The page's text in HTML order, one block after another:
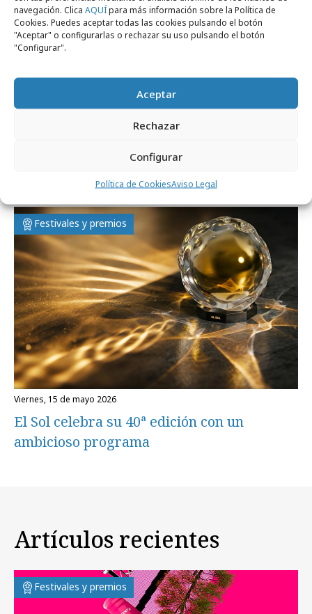
navegación. Clica AQUÍpara más información sobre la Política de
Cookies. Puedes aceptar todas las cookies pulsando el botón
"Aceptar" o configurarlas o rechazar su uso pulsando el botón
"Configurar".
Aceptar
Rechazar
Configurar
Política de CookiesAviso Legal
El Sol da el pistoletazo de salida a su 40ª
Festivales y premios
viernes, 15 de mayo 2026
El Sol celebra su 40ª edición con un
ambicioso programa
Artículos recientes
Festivales y premios